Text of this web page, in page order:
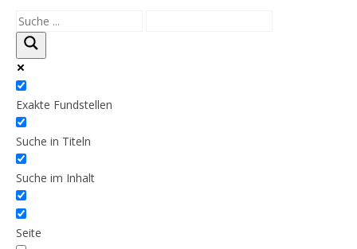
Exakte Fundstellen
Suche in Titeln
Suche im Inhalt
Seite